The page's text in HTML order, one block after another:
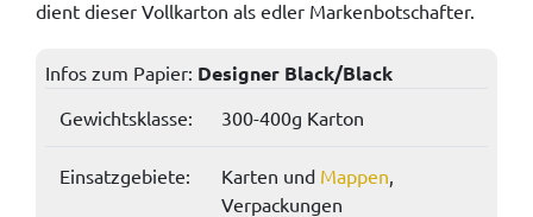
dient dieser Vollkarton als edler Markenbotschafter.
Infos zum Papier: Designer Black/Black
Gewichtsklasse: 300-400g Karton
Einsatzgebiete: Karten und Mappen
Verpackungen